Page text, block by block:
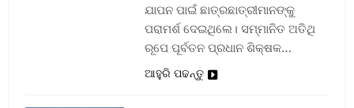
ଯାପନ ପାଇଁ ଛାତ୍ରଛାତ୍ରୀମାନଙ୍କୁ
ପରାମର୍ଶ ଦେଇଥିଲେ। ସମ୍ମାନିତ ଅତିଥି
ରୂପେ ପୂର୍ବତନ ପ୍ରଧାନ ଶିକ୍ଷକ…
ଆହୁରି ପଢନ୍ତୁ